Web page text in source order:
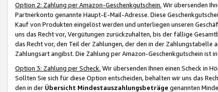
Option 2: Zahlung per Amazon-Geschenkgutschein. Wir übersenden
Partnerkonto genannte Haupt-E-Mail-Adresse. Diese
Kauf von Produkten eingelöst werden und unterliegen unseren
uns das Recht vor, Vergütungen zurückzuhalten, bis der fällige
das Recht vor, den Teil der Zahlungen, der den in der
Zahlungsart angibst. Die Zahlung per Amazon-Geschenkgutschein ist
Option 3: Zahlung per Scheck. Wir übersenden Ihnen einen Scheck in
Sollten Sie sich für diese Option entscheiden, behalten wir uns das
den in der Übersicht Mindestauszahlungsbeträge genannten